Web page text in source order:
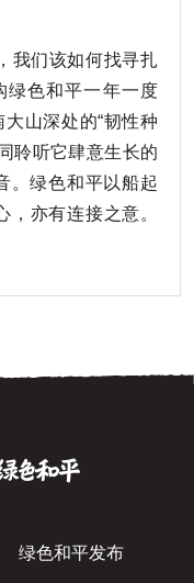
我们该如何找寻扎
绿色和平一年一度
山深处的“韧性种
聆听它肆意生长的
。绿色和平以船起
亦有连接之意。
绿色和平发布